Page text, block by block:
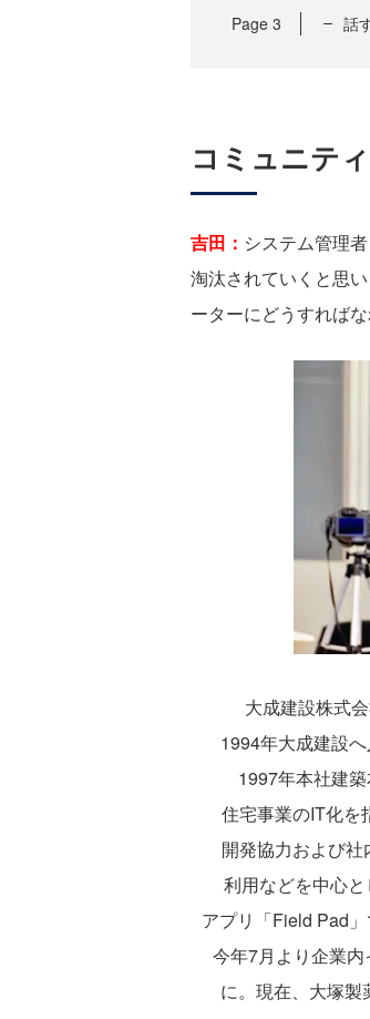
Page 3 話
コミュニテ
吉田： システム管理
淘汰されていくと思
ーターにどうすればな
大成建設株式
1994年大成建設
1997年本社建
住宅事業のIT化を
開発協力および
利用などを中心
アプリ 「Field Pad」
今年7月 より企業内
に。 現在、大塚製